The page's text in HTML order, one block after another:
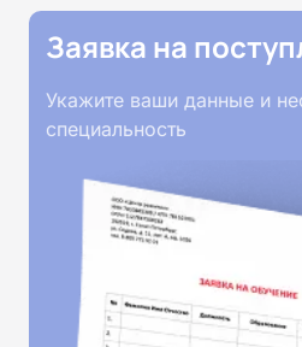
Заявка на
Укажите ваши данные и
специальность